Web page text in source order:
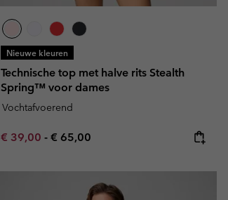
Nieuwe kleuren
Technische top met halve rits Stealth
Spring™ voor dames
Vochtafvoerend
Minimum sale price:
€ 39,00 - Maximum price:
€ 65,00